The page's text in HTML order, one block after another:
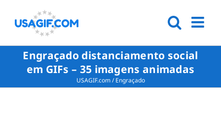
Engraçado distanciamento social
em GIFs – 35 imagens animadas
USAGIF.com/Engraçado